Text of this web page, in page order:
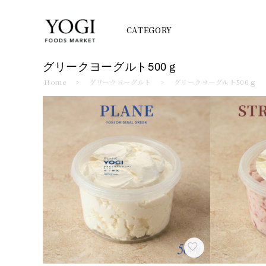
CATEGORY
グリークヨーグルト500ｇ
Home グリークヨーグルト グリークヨーグルト500ｇ